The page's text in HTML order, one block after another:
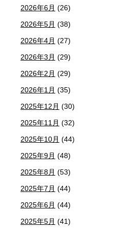
2026年6月 (26)
2026年5月 (38)
2026年4月 (27)
2026年3月 (29)
2026年2月 (29)
2026年1月 (35)
2025年12月 (30)
2025年11月 (32)
2025年10月 (44)
2025年9月 (48)
2025年8月 (53)
2025年7月 (44)
2025年6月 (44)
2025年5月 (41)